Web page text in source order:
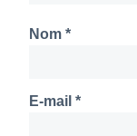
Nom *
E-mail *